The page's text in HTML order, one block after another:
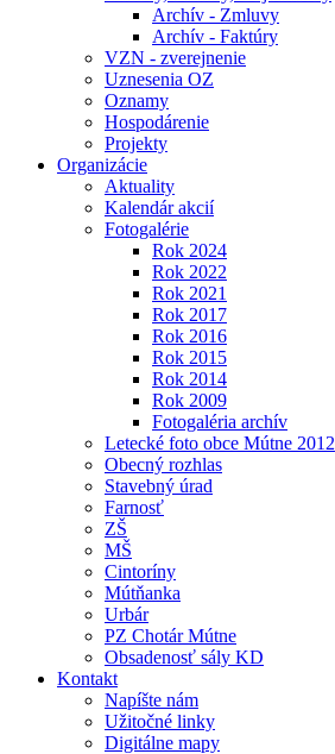
Archív - Zmluvy
Archív - Faktúry
VZN - zverejnenie
Uznesenia OZ
Oznamy
Hospodárenie
Projekty
Organizácie
Aktuality
Kalendár akcií
Fotogalérie
Rok 2024
Rok 2022
Rok 2021
Rok 2017
Rok 2016
Rok 2015
Rok 2014
Rok 2009
Fotogaléria archív
Letecké foto obce Mútne 2012
Obecný rozhlas
Stavebný úrad
Farnosť
ZŠ
MŠ
Cintoríny
Mútňanka
Urbár
PZ Chotár Mútne
Obsadenosť sály KD
Kontakt
Napíšte nám
Užitočné linky
Digitálne mapy